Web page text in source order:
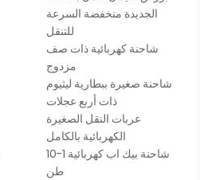
الجديدة منخفضة السرعة
للتنقل
شاحنة كهربائية ذات صف
مزدوج
شاحنة صغيرة ببطارية ليثيوم
ذات أربع عجلات
عربات النقل الصغيرة
الكهربائية بالكامل
شاحنة بيك اب كهربائية 1-10
طن